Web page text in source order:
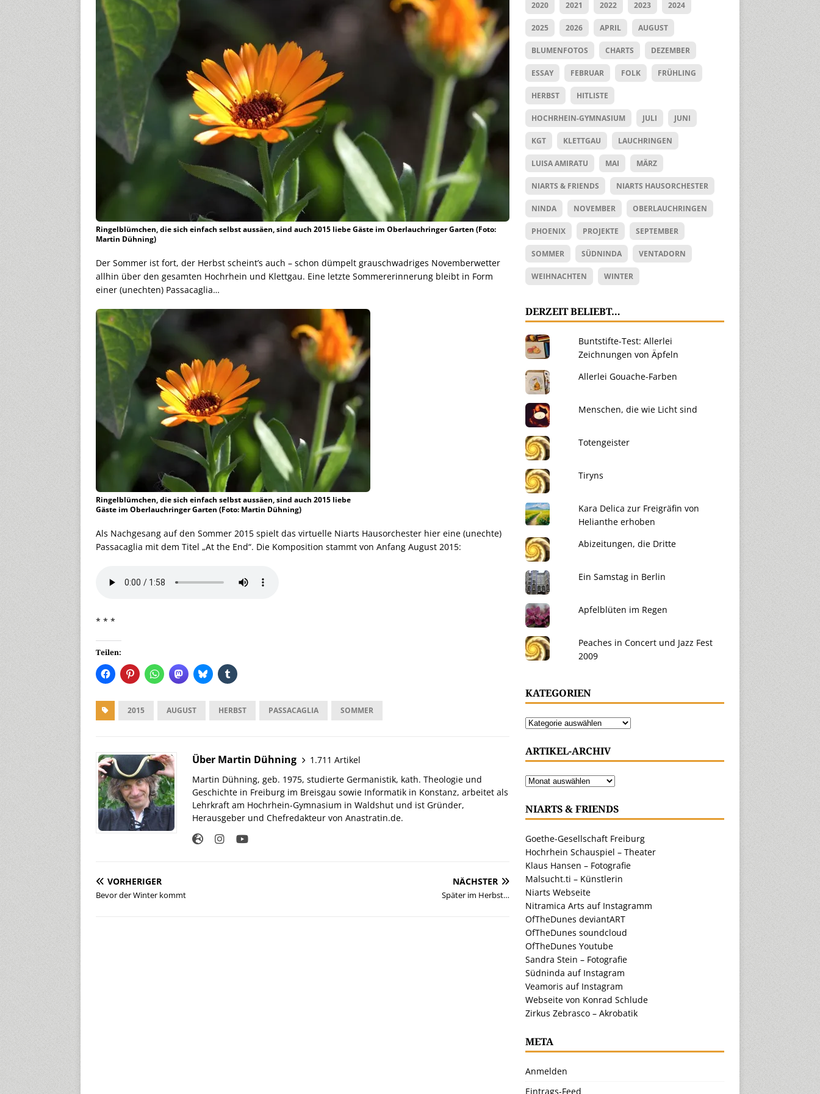
Ringelblümchen, die sich einfach selbst aussäen, sind auch 2015 liebe Gäste im Oberlauchringer Garten (Foto:
Martin Dühning)
Der Sommer ist fort, der Herbst scheint’s auch – schon dümpelt grauschwadriges Novemberwetter
allhin über den gesamten Hochrhein und Klettgau. Eine letzte Sommererinnerung bleibt in Form
einer (unechten) Passacaglia…
Ringelblümchen, die sich einfach selbst aussäen, sind auch 2015 liebe
Gäste im Oberlauchringer Garten (Foto: Martin Dühning)
Als Nachgesang auf den Sommer 2015 spielt das virtuelle Niarts Hausorchester hier eine (unechte)
Passacaglia mit dem Titel „At the End“. Die Komposition stammt von Anfang August 2015:
* * *
Teilen:
2015 AUGUST HERBST PASSACAGLIA SOMMER
Über Martin Dühning
1.711 Artikel
Martin Dühning, geb. 1975, studierte Germanistik, kath. Theologie und
Geschichte in Freiburg im Breisgau sowie Informatik in Konstanz, arbeitet als
Lehrkraft am Hochrhein-Gymnasium in Waldshut und ist Gründer,
Herausgeber und Chefredakteur von Anastratin.de.
VORHERIGER
Bevor der Winter kommt
NÄCHSTER
Später im Herbst…
2020 2021 2022 2023 2024
2025 2026 APRIL AUGUST
BLUMENFOTOS CHARTS DEZEMBER
ESSAY FEBRUAR FOLK FRÜHLING
HERBST HITLISTE
HOCHRHEIN-GYMNASIUM JULI JUNI
KGT KLETTGAU LAUCHRINGEN
LUISA AMIRATU MAI MÄRZ
NIARTS & FRIENDS NIARTS HAUSORCHESTER
NINDA NOVEMBER OBERLAUCHRINGEN
PHOENIX PROJEKTE SEPTEMBER
SOMMER SÜDNINDA VENTADORN
WEIHNACHTEN WINTER
DERZEIT BELIEBT…
Buntstifte-Test: Allerlei
Zeichnungen von Äpfeln
Allerlei Gouache-Farben
Menschen, die wie Licht sind
Totengeister
Tiryns
Kara Delica zur Freigräfin von
Helianthe erhoben
Abizeitungen, die Dritte
Ein Samstag in Berlin
Apfelblüten im Regen
Peaches in Concert und Jazz Fest
2009
KATEGORIEN
ARTIKEL-ARCHIV
NIARTS & FRIENDS
Goethe-Gesellschaft Freiburg
Hochrhein Schauspiel – Theater
Klaus Hansen – Fotografie
Malsucht.ti – Künstlerin
Niarts Webseite
Nitramica Arts auf Instagramm
OfTheDunes deviantART
OfTheDunes soundcloud
OfTheDunes Youtube
Sandra Stein – Fotografie
Südninda auf Instagram
Veamoris auf Instagram
Webseite von Konrad Schlude
Zirkus Zebrasco – Akrobatik
META
Anmelden
Eintrags-Feed